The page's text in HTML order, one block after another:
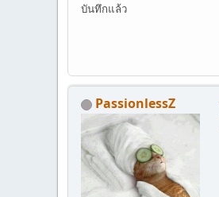
บันทึกแล้ว
PassionlessZ